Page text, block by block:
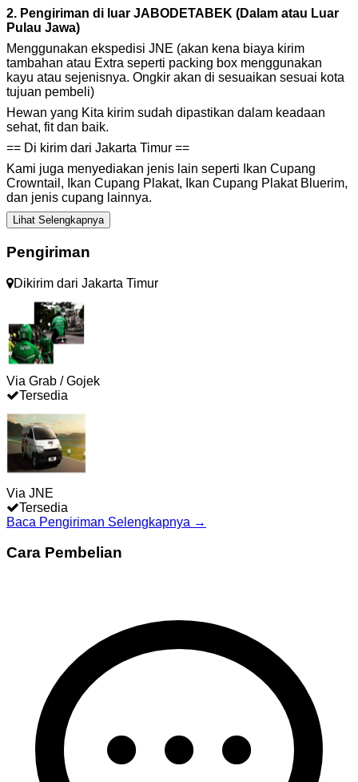
2. Pengiriman di luar JABODETABEK (Dalam atau Luar
Pulau Jawa)
Menggunakan ekspedisi JNE (akan kena biaya kirim
tambahan atau Extra seperti packing box menggunakan
kayu atau sejenisnya. Ongkir akan di sesuaikan sesuai kota
tujuan pembeli)
Hewan yang Kita kirim sudah dipastikan dalam keadaan
sehat, fit dan baik.
== Di kirim dari Jakarta Timur ==
Kami juga menyediakan jenis lain seperti Ikan Cupang
Crowntail, Ikan Cupang Plakat, Ikan Cupang Plakat Bluerim,
dan jenis cupang lainnya.
Lihat Selengkapnya
Pengiriman
Dikirim dari Jakarta Timur
Via Grab / Gojek
Tersedia
Via JNE
Tersedia
Baca Pengiriman Selengkapnya →
Cara Pembelian